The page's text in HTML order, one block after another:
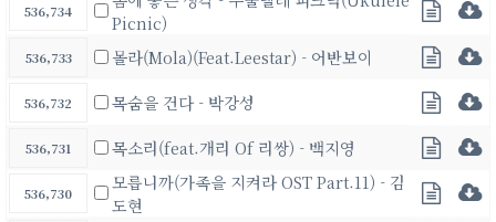
536,734
Picnic)
536,733 몰라(Mola)(Feat.Leestar) - 어반보이
536,732 목숨을 건다 - 박강성
536,731 목소리(feat.개리 Of 리쌍) - 백지영
536,730
모릅니까(가족을 지켜라 OST Part.11) - 김
도현